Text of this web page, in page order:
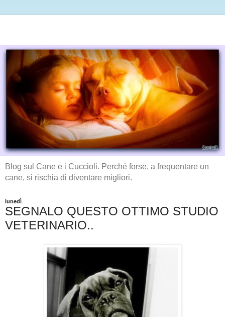
Blog sul Cane e i Cuccioli. Perché forse, a frequentare un
cane, si rischia di diventare migliori.
lunedì
SEGNALO QUESTO OTTIMO STUDIO
VETERINARIO..